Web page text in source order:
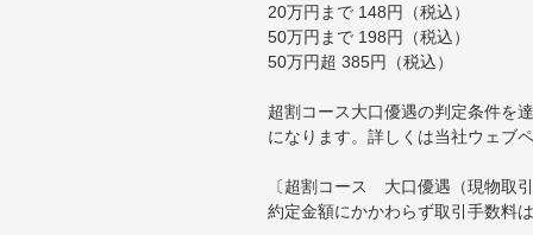
20万円まで 148円（税込）
50万円まで 198円（税込）
50万円超 385円（税込）
超割コース大口優遇の判定条件を
になります。詳しくは当社ウェブ
〔超割コース 大口優遇（現物取
約定金額にかかわらず取引手数料